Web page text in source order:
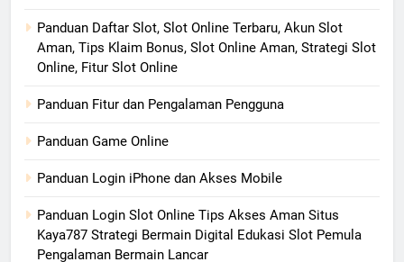
Panduan Daftar Slot, Slot Online Terbaru, Akun Slot
Aman, Tips Klaim Bonus, Slot Online Aman, Strategi Slot
Online, Fitur Slot Online
Panduan Fitur dan Pengalaman Pengguna
Panduan Game Online
Panduan Login iPhone dan Akses Mobile
Panduan Login Slot Online Tips Akses Aman Situs
Kaya787 Strategi Bermain Digital Edukasi Slot Pemula
Pengalaman Bermain Lancar